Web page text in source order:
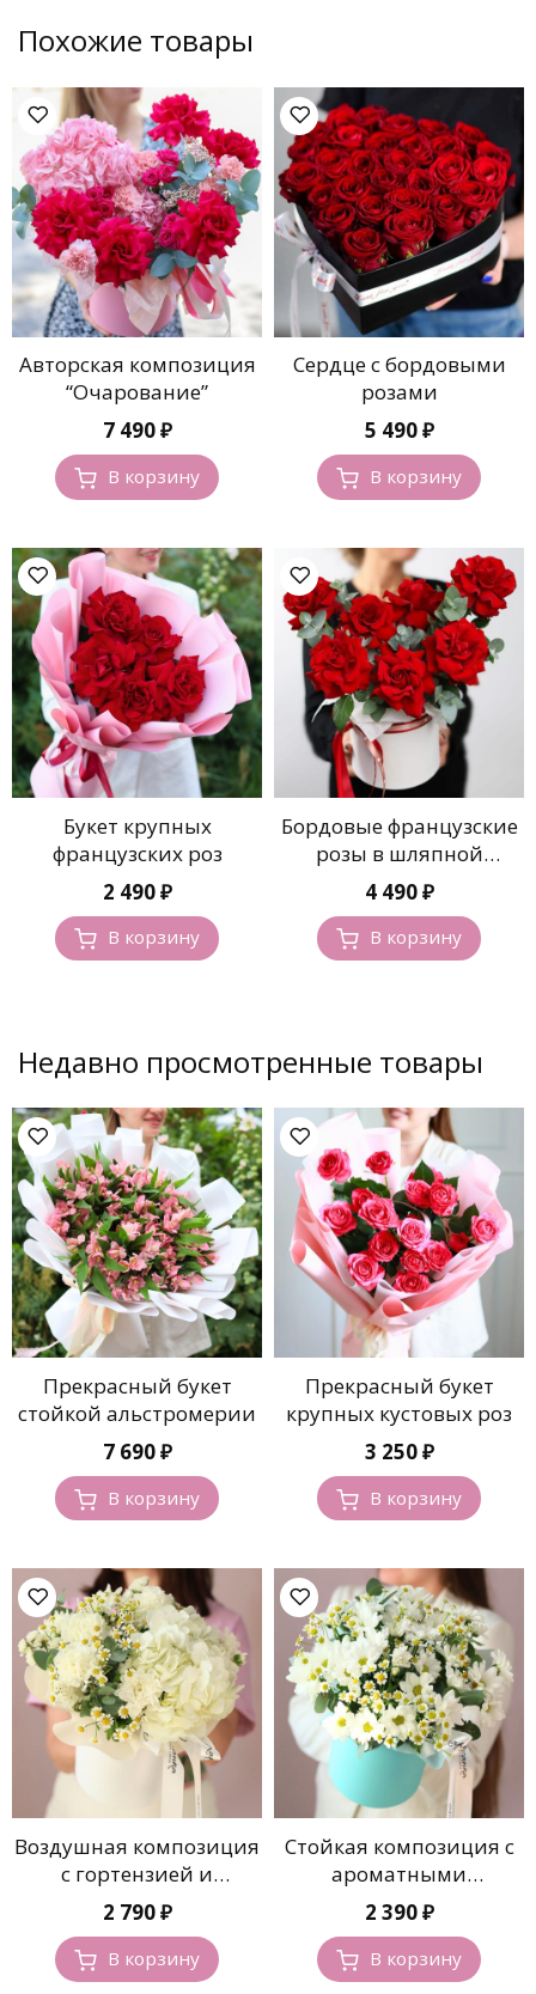
Похожие товары
Авторская композиция
“Очарование”
7 490₽
В корзину
Сердце с бордовыми
розами
5 490₽
В корзину
Букет крупных
французских роз
2 490₽
В корзину
Бордовые французские
розы в шляпной
коробке
4 490₽
В корзину
Недавно просмотренные товары
Прекрасный букет
стойкой альстромерии
7 690₽
В корзину
Прекрасный букет
крупных кустовых роз
3 250₽
В корзину
Воздушная композиция
с гортензией и
ромашками
2 790₽
В корзину
Стойкая композиция с
ароматными
ромашками
2 390₽
В корзину